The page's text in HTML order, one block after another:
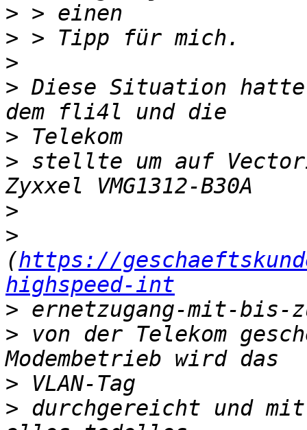
>
>
>
> Diese Situation
>
> stellte um auf
>
>
(https://
highspeed-int
>
> von der Telekom
>
> durchgereicht und